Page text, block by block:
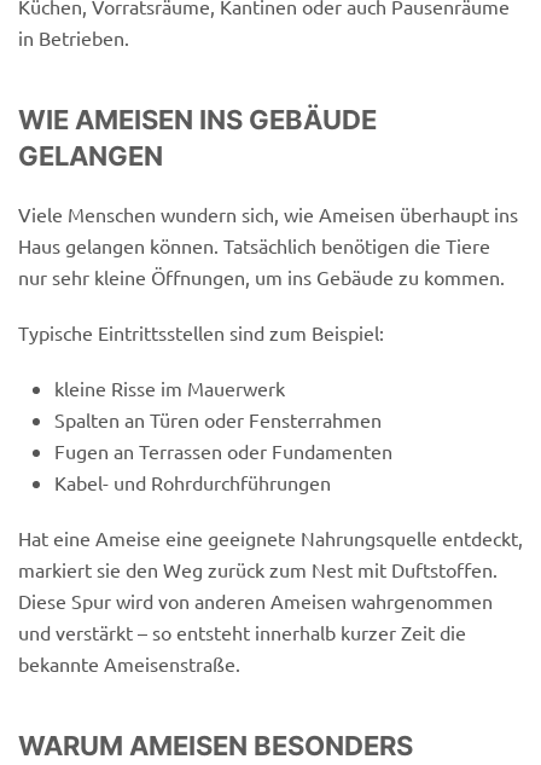
Küchen, Vorratsräume, Kantinen oder auch Pausenräume
in Betrieben.
WIE AMEISEN INS GEBÄUDE
GELANGEN
Viele Menschen wundern sich, wie Ameisen überhaupt ins
Haus gelangen können. Tatsächlich benötigen die Tiere
nur sehr kleine Öffnungen, um ins Gebäude zu kommen.
Typische Eintrittsstellen sind zum Beispiel:
kleine Risse im Mauerwerk
Spalten an Türen oder Fensterrahmen
Fugen an Terrassen oder Fundamenten
Kabel- und Rohrdurchführungen
Hat eine Ameise eine geeignete Nahrungsquelle entdeckt,
markiert sie den Weg zurück zum Nest mit Duftstoffen.
Diese Spur wird von anderen Ameisen wahrgenommen
und verstärkt – so entsteht innerhalb kurzer Zeit die
bekannte Ameisenstraße.
WARUM AMEISEN BESONDERS